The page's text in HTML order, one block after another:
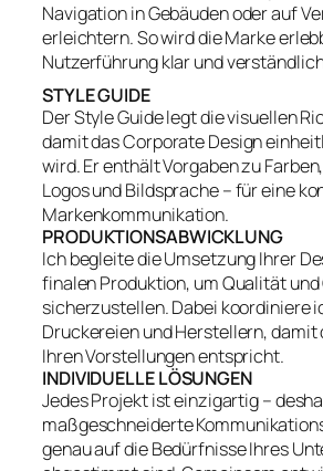
Navigation in Gebäuden oder auf
erleichtern. So wird die Marke
Nutzerführung klar und
STYLE GUIDE
Der Style Guide legt die visuellen
damit das Corporate Design
wird. Er enthält Vorgaben zu
Logos und Bildsprache – für eine
Markenkommunikation.
PRODUKTIONSABWICKLUNG
Ich begleite die Umsetzung Ihrer
finalen Produktion, um Qualität
sicherzustellen. Dabei koordiniere
Druckereien und Herstellern, damit
Ihren Vorstellungen entspricht.
INDIVIDUELLE LÖSUNGEN
Jedes Projekt ist einzigartig –
maßgeschneiderte
genau auf die Bedürfnisse Ihres